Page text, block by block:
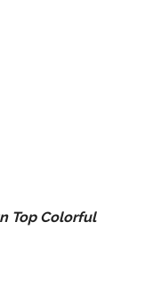
Top Colorful